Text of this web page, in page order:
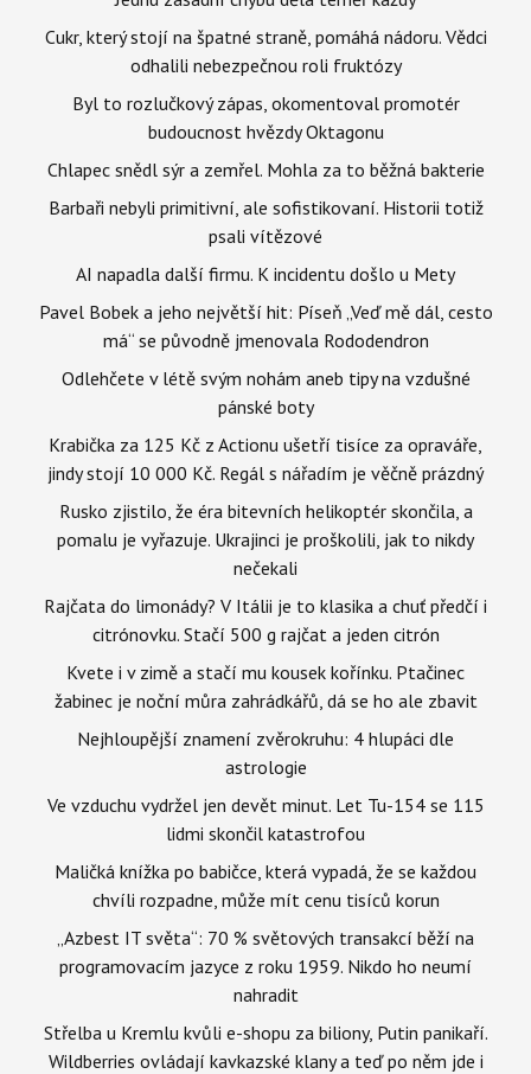
Cukr, který stojí na špatné straně, pomáhá nádoru. Vědci
odhalili nebezpečnou roli fruktózy
Byl to rozlučkový zápas, okomentoval promotér
budoucnost hvězdy Oktagonu
Chlapec snědl sýr a zemřel. Mohla za to běžná bakterie
Barbaři nebyli primitivní, ale sofistikovaní. Historii totiž
psali vítězové
AI napadla další firmu. K incidentu došlo u Mety
Pavel Bobek a jeho největší hit: Píseň „Veď mě dál, cesto
má“ se původně jmenovala Rododendron
Odlehčete v létě svým nohám aneb tipy na vzdušné
pánské boty
Krabička za 125 Kč z Actionu ušetří tisíce za opraváře,
jindy stojí 10 000 Kč. Regál s nářadím je věčně prázdný
Rusko zjistilo, že éra bitevních helikoptér skončila, a
pomalu je vyřazuje. Ukrajinci je proškolili, jak to nikdy
nečekali
Rajčata do limonády? V Itálii je to klasika a chuť předčí i
citrónovku. Stačí 500 g rajčat a jeden citrón
Kvete i v zimě a stačí mu kousek kořínku. Ptačinec
žabinec je noční můra zahrádkářů, dá se ho ale zbavit
Nejhloupější znamení zvěrokruhu: 4 hlupáci dle
astrologie
Ve vzduchu vydržel jen devět minut. Let Tu-154 se 115
lidmi skončil katastrofou
Maličká knížka po babičce, která vypadá, že se každou
chvíli rozpadne, může mít cenu tisíců korun
„Azbest IT světa“: 70 % světových transakcí běží na
programovacím jazyce z roku 1959. Nikdo ho neumí
nahradit
Střelba u Kremlu kvůli e-shopu za biliony, Putin panikaří.
Wildberries ovládají kavkazské klany a teď po něm jde i